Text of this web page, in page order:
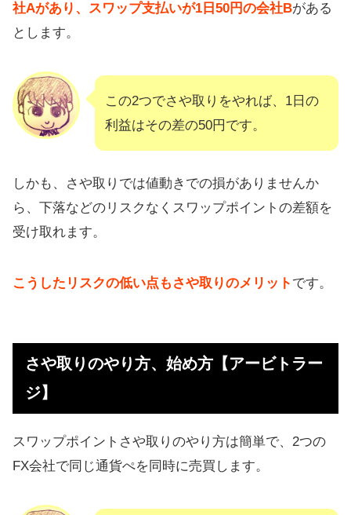
社Aがあり、スワップ支払いが1日50円の会社Bがある
とします。
この2つでさや取りをやれば、1日の
利益はその差の50円です。
しかも、さや取りでは値動きでの損がありませんか
ら、下落などのリスクなくスワップポイントの差額を
受け取れます。
こうしたリスクの低い点もさや取りのメリット です。
さや取りのやり方、始め方【アービトラー
ジ】
スワップポイントさや取りのやり方は簡単で、2つの
FX会社で同じ通貨ぺを同時に売買します。